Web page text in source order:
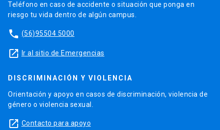
Teléfono en caso de accidente o situación que ponga en
riesgo tu vida dentro de algún campus.
phone (56)95504 5000
launch Ir al sitio de Emergencias
DISCRIMINACIÓN Y VIOLENCIA
Orientación y apoyo en casos de discriminación, violencia de
género o violencia sexual.
launch Contacto para apoyo